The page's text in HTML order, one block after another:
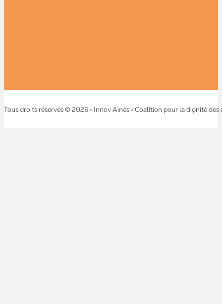
Tous droits réservés © 2026 • Innov Ainés • Coalition pour la dignité des